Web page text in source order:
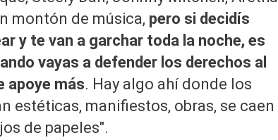
montón de música, pero si decidís
y te van a garchar toda la noche, es
vayas a defender los derechos al
apoye más. Hay algo ahí donde los
estéticas, manifiestos, obras, se caen
de papeles".